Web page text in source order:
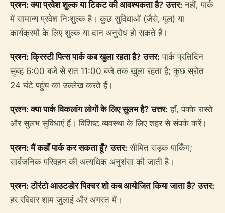
प्रश्न: क्या प्रवेश शुल्क या टिकट की आवश्यकता है? उत्तर: नहीं, पार्क
में सामान्य प्रवेश निःशुल्क है। कुछ सुविधाओं (जैसे, पूल) या
कार्यक्रमों के लिए शुल्क या दान अनुरोध हो सकते हैं।
प्रश्न: क्रिस्टी पित्स पार्क कब खुला रहता है? उत्तर: पार्क प्रतिदिन
सुबह 6:00 बजे से रात 11:00 बजे तक खुला रहता है; कुछ स्रोत
24 घंटे पहुंच का उल्लेख करते हैं।
प्रश्न: क्या पार्क विकलांग लोगों के लिए सुलभ है? उत्तर: हाँ, पक्के रास्ते
और सुलभ सुविधाएं हैं। विशिष्ट व्यवस्था के लिए शहर से संपर्क करें।
प्रश्न: मैं कहाँ पार्क कर सकता हूँ? उत्तर: सीमित सड़क पार्किंग;
सार्वजनिक परिवहन की अत्यधिक अनुशंसा की जाती है।
प्रश्न: टोरंटो आउटडोर पिक्चर शो कब आयोजित किया जाता है? उत्तर:
हर रविवार शाम जुलाई और अगस्त में।